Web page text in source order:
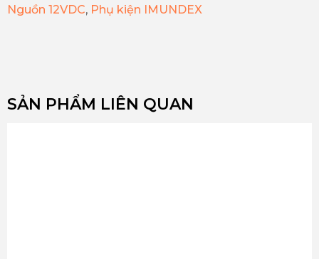
Nguồn 12VDC, Phụ kiện IMUNDEX
SẢN PHẨM LIÊN QUAN